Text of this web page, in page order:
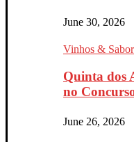
June 30, 2026
Vinhos &
Quinta dos
no
June 26, 2026